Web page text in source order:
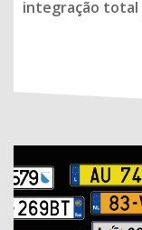
integração total